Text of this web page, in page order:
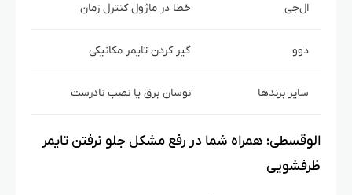
ال‌جی خطا در ماژول کنترل زمان
دوو گیر کردن تایمر مکانیکی
سایر برندها نوسان برق یا نصب نادرست
الوقسطی؛ همراه شما در رفع مشکل جلو نرفتن تایمر
ظرفشویی